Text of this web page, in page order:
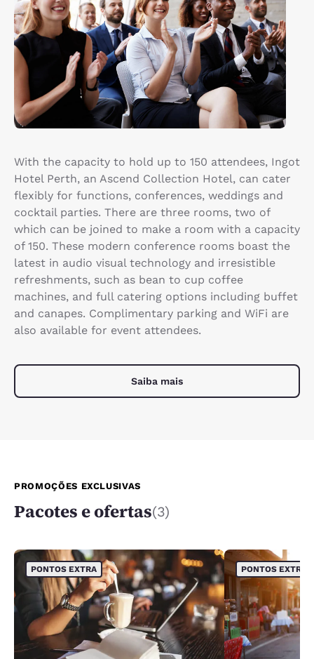
With the capacity to hold up to 150 attendees, Ingot
Hotel Perth, an Ascend Collection Hotel, can cater
flexibly for functions, conferences, weddings and
cocktail parties. There are three rooms, two of
which can be joined to make a room with a capacity
of 150. These modern conference rooms boast the
latest in audio visual technology and irresistible
refreshments, such as bean to cup coffee
machines, and full catering options including buffet
and canapes. Complimentary parking and WiFi are
also available for event attendees.
Saiba mais
PROMOÇÕES EXCLUSIVAS
Pacotes e ofertas(3)
PONTOS EXTRA PONTOS EXTRA